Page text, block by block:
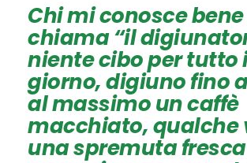
Chi mi conosce
chiama “il
niente cibo per tutto
giorno, digiuno fino
al massimo un caffè
macchiato, qualche
una spremuta